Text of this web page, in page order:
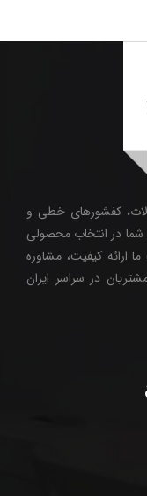
کفشورهای خطی و
شما در انتخاب محصولی
ارائه کیفیت، مشاوره
در سراسر ایران